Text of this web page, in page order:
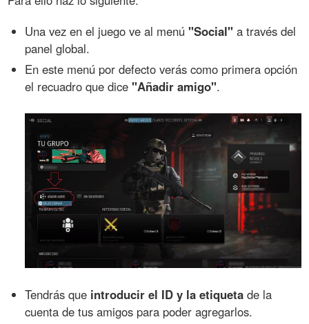
Una vez en el juego ve al menú"Social" a través del
panel global.
En este menú por defecto verás como primera opción
el recuadro que dice"Añadir amigo".
Tendrás que introducir el ID y la etiqueta de la
cuenta de tus amigos para poder agregarlos.